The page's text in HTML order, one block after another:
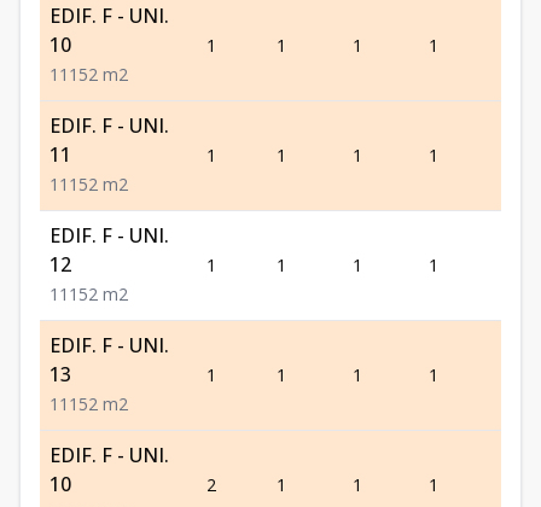
EDIF. F - UNI.
10
1 1 1 52 m2
1 1 1 1
EDIF. F - UNI.
11
1 1 1 52 m2
1 1 1 1
EDIF. F - UNI.
12
1 1 1 52 m2
1 1 1 1
EDIF. F - UNI.
13
1 1 1 52 m2
1 1 1 1
EDIF. F - UNI.
10
2 1 1 1